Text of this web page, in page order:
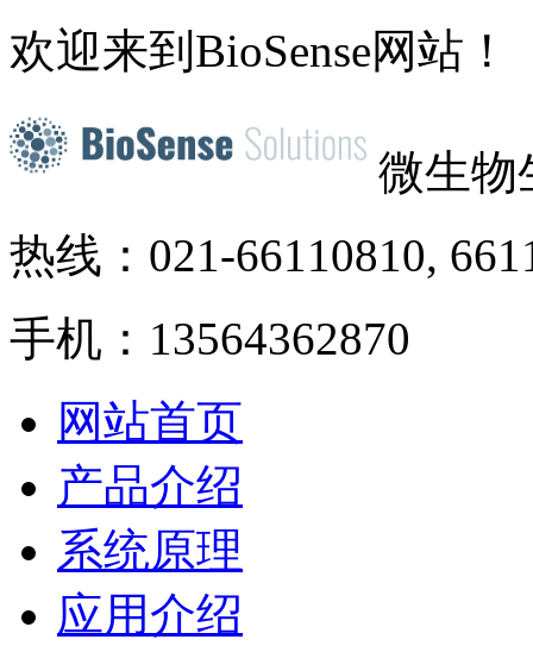
欢迎来到BioSense网站！
微生物
热线：021-66110810,
手机：13564362870
网站首页
产品介绍
系统原理
应用介绍